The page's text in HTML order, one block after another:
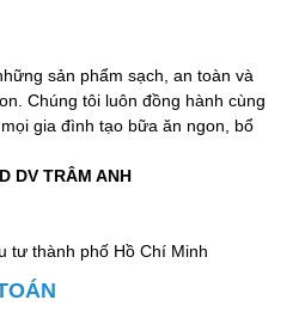
sản phẩm sạch, an toàn và
Chúng tôi luôn đồng hành cùng
gia đình tạo bữa ăn ngon, bổ
DV TRÂM ANH
tư thành phố Hồ Chí Minh